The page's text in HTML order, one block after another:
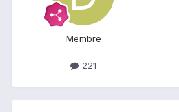
Membre
221